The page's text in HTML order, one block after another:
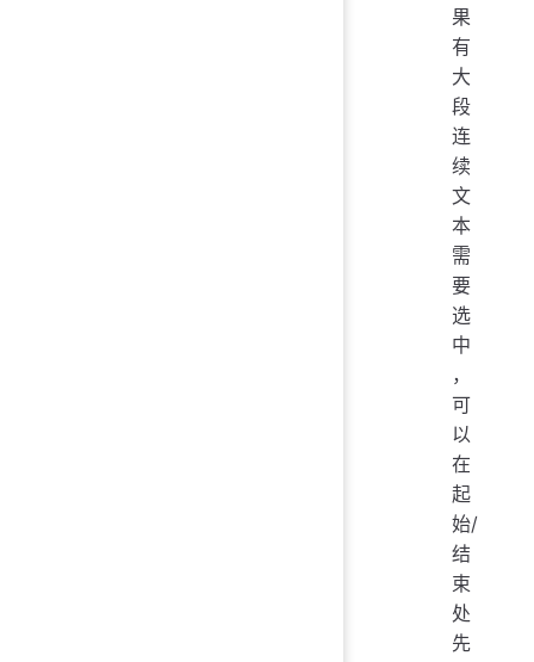
果
有
大
段
连
续
文
本
需
要
选
中
，
可
以
在
起
始/
结
束
处
先